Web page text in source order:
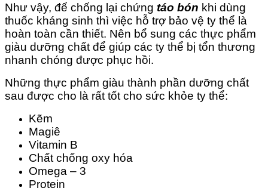
Như vậy, để chống lại chứng táo bón khi dùng
thuốc kháng sinh thì việc hỗ trợ bảo vệ ty thể là
hoàn toàn cần thiết. Nên bổ sung các thực phẩm
giàu dưỡng chất để giúp các ty thể bị tổn thương
nhanh chóng được phục hồi.
Những thực phẩm giàu thành phần dưỡng chất
sau được cho là rất tốt cho sức khỏe ty thể:
Kẽm
Magiê
Vitamin B
Chất chống oxy hóa
Omega – 3
Protein